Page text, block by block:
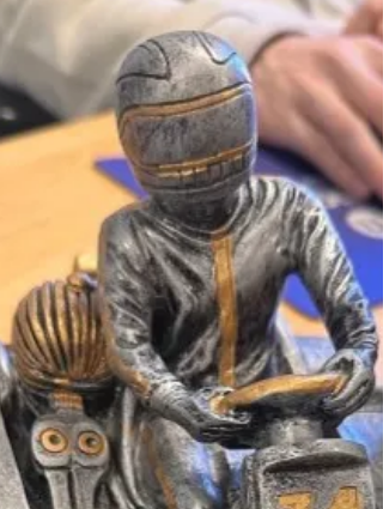
kompetenslunch, där vi diskuterade PEN-
(Penetrationstest). Vi diskuterade sedan
OWASP 2023,...